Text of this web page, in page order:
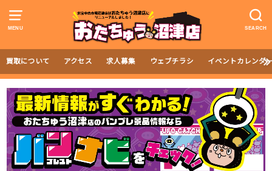
MENU SEARCH
買取について アクセス 求人募集 ウェブチラシ イベントカレンダ